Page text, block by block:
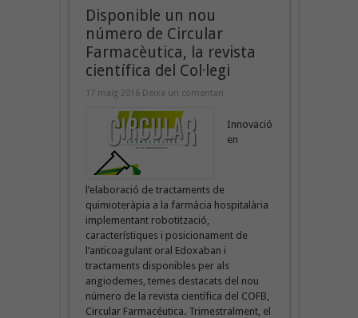
Disponible un nou
número de Circular
Farmacèutica, la revista
científica del Col·legi
17 maig 2016 Deixa un comentari
Innovació
en
l’elaboració de tractaments de
quimioteràpia a la farmàcia hospitalària
implementant robotització,
característiques i posicionament de
l’anticoagulant oral Edoxaban i
tractaments disponibles per als
angiodemes, temes destacats del nou
número de la revista científica del COFB,
Circular Farmacéutica. Trimestralment, el